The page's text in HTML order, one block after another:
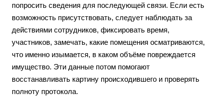
попросить сведения для последующей связи. Если есть
возможность присутствовать, следует наблюдать за
действиями сотрудников, фиксировать время,
участников, замечать, какие помещения осматриваются,
что именно изымается, в каком объёме повреждается
имущество. Эти данные потом помогают
восстанавливать картину происходившего и проверять
полноту протокола.